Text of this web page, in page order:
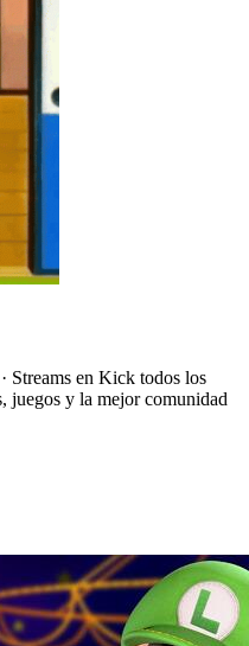
en Kick todos los
juegos y la mejor comunidad